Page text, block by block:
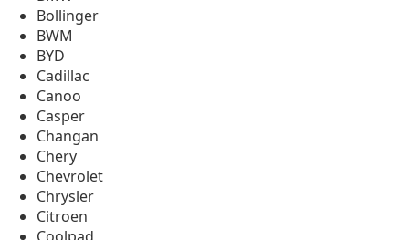
Bollinger
BWM
BYD
Cadillac
Canoo
Casper
Changan
Chery
Chevrolet
Chrysler
Citroen